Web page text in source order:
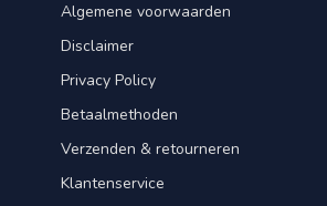
Algemene voorwaarden
Disclaimer
Privacy Policy
Betaalmethoden
Verzenden & retourneren
Klantenservice